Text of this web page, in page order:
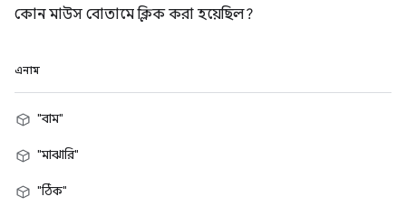
কোন মাউস বোতামে ক্লিক করা হয়েছিল?
এনাম
"বাম"
"মাঝারি"
"ঠিক"